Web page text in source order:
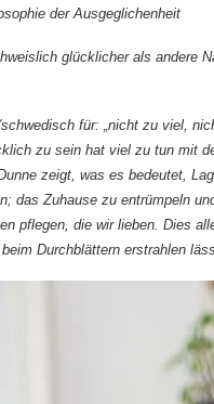
der Ausgeglichenheit
glücklicher als andere
für: „nicht zu viel,
zu sein hat viel zu tun mit
zeigt, was es bedeutet,
das Zuhause zu entrümpeln
pflegen, die wir lieben. Dies
beim Durchblättern